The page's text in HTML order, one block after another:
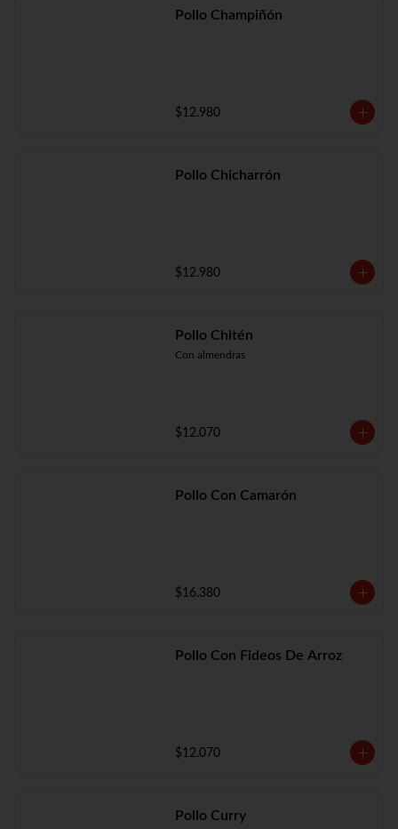
Pollo Champiñón
$12.980
Pollo Chicharrón
$12.980
Pollo Chitén
Con almendras
$12.070
Pollo Con Camarón
$16.380
Pollo Con Fideos De Arroz
$12.070
Pollo Curry